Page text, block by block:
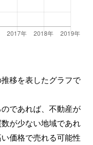
移を表したグラフで
であれば、不動産が
が少ない地域であれ
価格で売れる可能性